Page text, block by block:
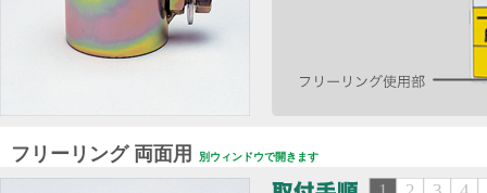
フリーリング 両面用 別ウィンドウで開きます